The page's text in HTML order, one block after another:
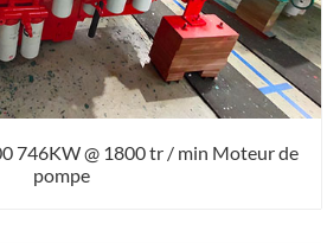
746KW @ 1800 tr / min Moteur de
pompe